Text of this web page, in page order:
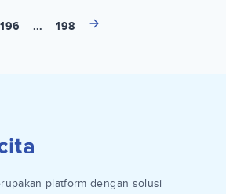
196 ... 198
platform dengan solusi